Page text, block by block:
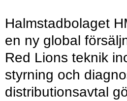
Halmstadbolaget
en ny global
Red Lions teknik
styrning och
distributionsavtal